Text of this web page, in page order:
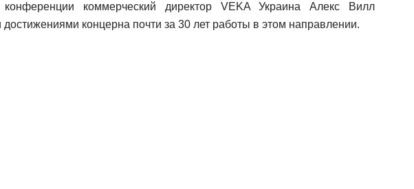
коммерческий директор VEKA Украина Алекс Вилл
концерна почти за 30 лет работы в этом направлении.